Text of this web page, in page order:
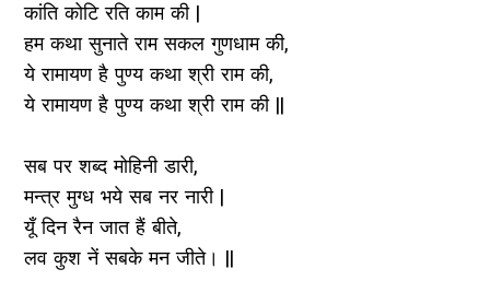
कांति कोटि रति काम की |
हम कथा सुनाते राम सकल गुणधाम की,
ये रामायण है पुण्य कथा श्री राम की,
ये रामायण है पुण्य कथा श्री राम की ||
सब पर शब्द मोहिनी डारी,
मन्त्र मुग्ध भये सब नर नारी |
यूँ दिन रैन जात हैं बीते,
लव कुश नें सबके मन जीते। ||